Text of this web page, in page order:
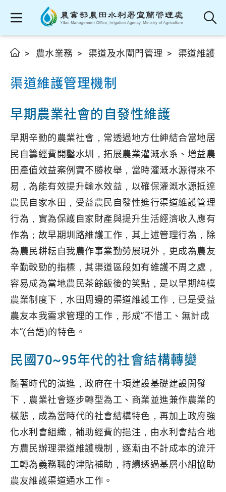
農水業務 渠道及水閘門管理 渠道維護
渠道維護管理機制
早期農業社會的自發性維護
早期辛勤的農業社會，常透過地方仕紳結合當地居
民自籌經費開鑿水圳，拓展農業灌溉水系、增益農
田產值效益案例實不勝枚舉，當時灌溉水源得來不
易，為能有效提升輸水效益，以確保灌溉水源抵達
農民自家水田，受益農民自發性進行渠道維護管理
行為，實為保護自家財產與提升生活經濟收入應有
作為；故早期圳路維護工作，其上述管理行為，除
為農民耕耘自我農作事業勤勞展現外，更成為農友
辛勤較勁的指標，其渠道區段如有維護不周之處，
容易成為當地農民茶餘飯後的笑點，是以早期純樸
農業制度下，水田周邊的渠道維護工作，已是受益
農友本我需求管理的工作，形成”不惜工、無計成
本”(台語)的特色。
民國70~95年代的社會結構轉變
隨著時代的演進，政府在十項建設基礎建設開發
下，農業社會逐步轉型為工、商業並進兼作農業的
樣態，成為當時代的社會結構特色，再加上政府強
化水利會組織，補助經費的挹注，由水利會結合地
方農民辦理渠道維護機制，逐漸由不計成本的流汗
工轉為義務職的津貼補助，持續透過基層小組協助
農友維護渠道通水工作。